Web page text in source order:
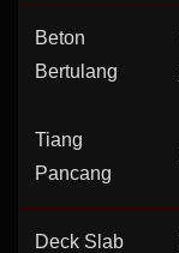
Beton
Bertulang
Tiang
Pancang
Deck Slab